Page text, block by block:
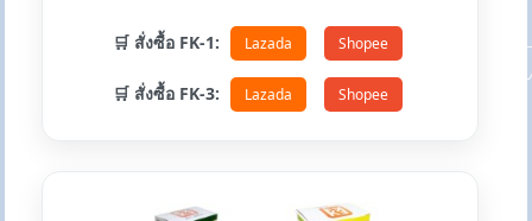
🛒 สั่งซื้อ FK-1: Lazada Shopee
🛒 สั่งซื้อ FK-3: Lazada Shopee